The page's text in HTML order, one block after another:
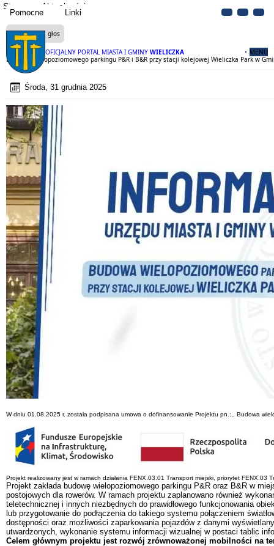
Pomocne Linki
OFICJALNY PORTAL MIASTA I GMINY WIELICZKA MENU
Strona Aktualności
Czytaj na głos
Budowa wielopoziomowego parkingu P&R i B&R przy stacji kolejowej Wieliczka Park w
Środa, 31 grudnia 2025
W dniu 01.08.2025 r. została podpisana umowa o dofinansowanie Projektu pn.:,, Budowa
Projekt realizowany jest w ramach działania FENX.03.01 Transport miejski, priorytet
Projekt zakłada budowę wielopoziomowego parkingu P&R oraz B&R w
postojowych dla rowerów. W ramach projektu zaplanowano również
teletechnicznej i innych niezbędnych do prawidłowego funkcjonowania
lub przygotowanie do podłączenia do takiego systemu połączeniem
dostępności oraz możliwości zaparkowania pojazdów z danymi
utwardzonych, wykonanie systemu informacji wizualnej w postaci tablic
Celem głównym projektu jest rozwój zrównoważonej mobilności na